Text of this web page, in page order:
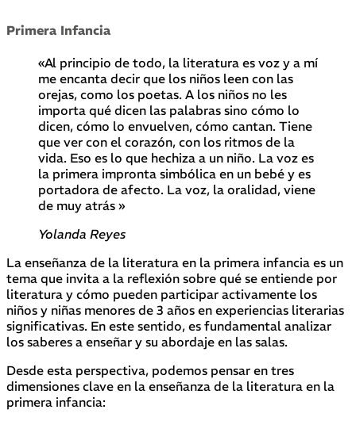
Primera Infancia
«Al principio de todo, la literatura es voz y a mí
me encanta decir que los niños leen con las
orejas, como los poetas. A los niños no les
importa qué dicen las palabras sino cómo lo
dicen, cómo lo envuelven, cómo cantan. Tiene
que ver con el corazón, con los ritmos de la
vida. Eso es lo que hechiza a un niño. La voz es
la primera impronta simbólica en un bebé y es
portadora de afecto. La voz, la oralidad, viene
de muy atrás »
Yolanda Reyes
La enseñanza de la literatura en la primera infancia es un
tema que invita a la reflexión sobre qué se entiende por
literatura y cómo pueden participar activamente los
niños y niñas menores de 3 años en experiencias literarias
significativas. En este sentido, es fundamental analizar
los saberes a enseñar y su abordaje en las salas.
Desde esta perspectiva, podemos pensar en tres
dimensiones clave en la enseñanza de la literatura en la
primera infancia: